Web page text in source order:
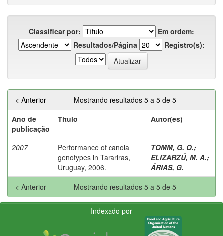
Classificar por:
Em ordem:
Resultados/Página
Registro(s):
Mostrando resultados 5 a 5 de 5
< Anterior
Ano de
publicação
Título Autor(es)
2007
Performance of canola
genotypes in Tarariras,
Uruguay, 2006.
TOMM, G. O.;
ELIZARZÚ, M. A.;
ÁRIAS, G.
Mostrando resultados 5 a 5 de 5
< Anterior
Indexado por